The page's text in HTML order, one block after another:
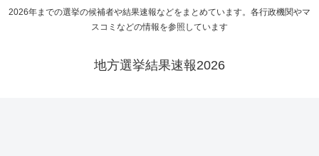
2026年までの選挙の候補者や結果速報などをまとめています。各行政機関やマ
スコミなどの情報を参照しています
地方選挙結果速報2026